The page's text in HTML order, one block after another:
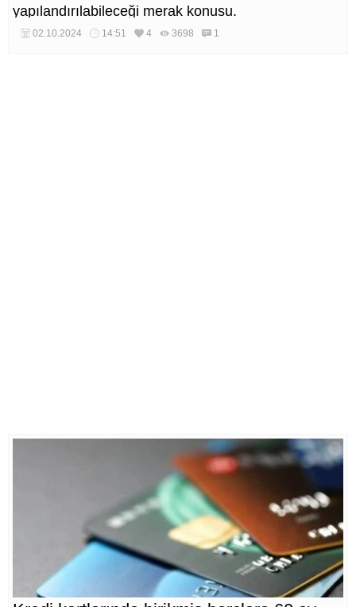
yapılandırılabileceği merak konusu.
02.10.2024 14:51 4 3698 1